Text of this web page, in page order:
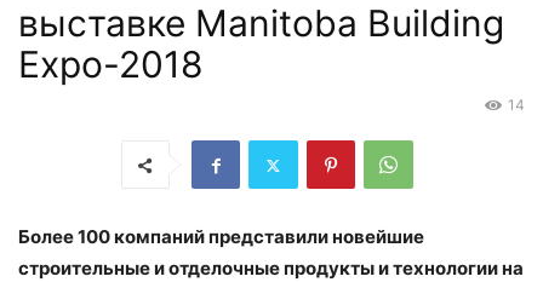
выставке Manitoba Building
Expo-2018
14
Более 100 компаний представили новейшие
строительные и отделочные продукты и технологии на